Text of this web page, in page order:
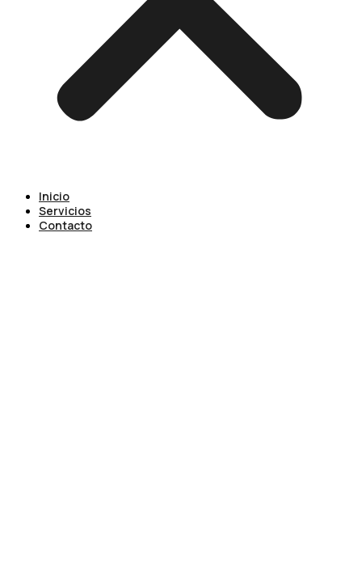
Inicio
Servicios
Contacto